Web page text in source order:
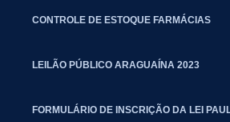
CONTROLE DE ESTOQUE FARMÁCIAS
LEILÃO PÚBLICO ARAGUAÍNA 2023
FORMULÁRIO DE INSCRIÇÃO DA LEI